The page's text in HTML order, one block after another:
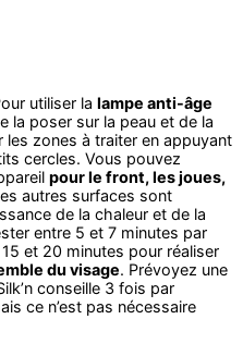
utiliser la lampe anti-âge
la poser sur la peau et de la
zones à traiter en appuyant
cercles. Vous pouvez
pour le front, les joues,
autres surfaces sont
de la chaleur et de la
entre 5 et 7 minutes par
et 20 minutes pour réaliser
du visage. Prévoyez une
conseille 3 fois par
ce n’est pas nécessaire